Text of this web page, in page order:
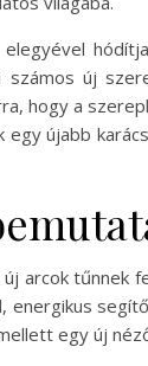
számos új
hogy a
újabb
arcok tűnnek
egy új